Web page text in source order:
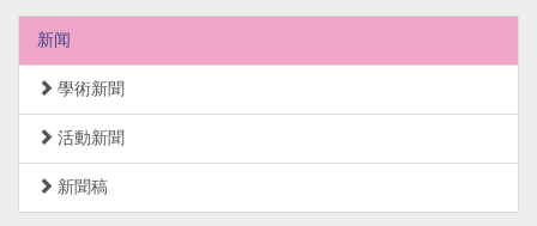
新闻
學術新聞
活動新聞
新聞稿